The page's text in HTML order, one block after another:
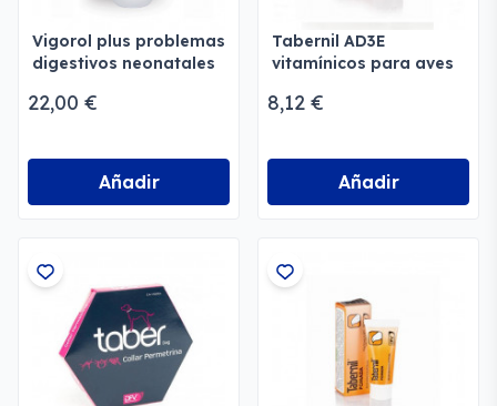
Vigorol plus problemas
digestivos neonatales
22,00 €
Añadir
Tabernil AD3E
vitamínicos para aves
8,12 €
Añadir